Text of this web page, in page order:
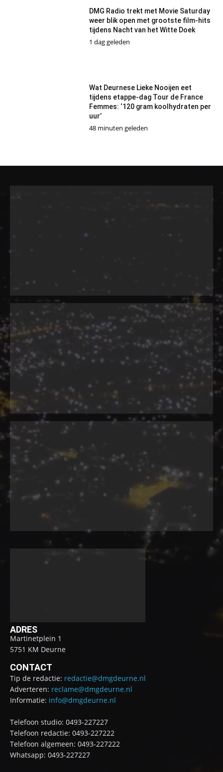
DMG Radio trekt met Movie Saturday
weer blik open met grootste film-hits
tijdens Nacht van het Witte Doek
1 dag geleden
Wat Deurnese Lieke Nooijen eet
tijdens etappe-dag Tour de France
Femmes: ‘120 gram koolhydraten per
uur’
48 minuten geleden
ADRES
Martinetplein 1
5751 KM Deurne
CONTACT
Tip de redactie: redactie@dmgdeurne.nl
Adverteren: reclame@dmgdeurne.nl
Informatie: info@dmgdeurne.nl
Telefoon studio: 0493-227227
Telefoon redactie: 0493-227222
Telefoon algemeen: 0493-227222
Whatsapp: 0493-227227